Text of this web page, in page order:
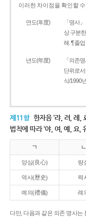
이러한 차이점을 확인할
연도(年度)
「명사
상 구분
해. ¶ 졸
년도(年度)
「의존
단위로서
식/1990
제11항 한자음 ‘랴, 려, 례,
법칙에 따라 ‘야, 여, 예, 요,
ㄱ ㄴ
양심(良心) 량
역사(歷史) 력
예의(禮儀) 례
다만, 다음과 같은 의존 명사는